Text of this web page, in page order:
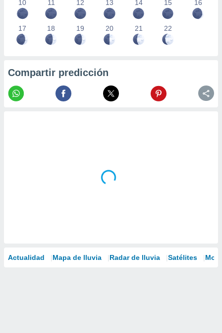
10 11 12 13 14 15 16
17 18 19 20 21 22
Compartir predicción
Actualidad Mapa de lluvia Radar de lluvia Satélites